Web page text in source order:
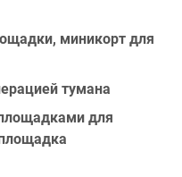
миникорт для
тумана
для